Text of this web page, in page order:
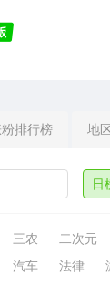
排行榜 地
日
三农 二次元
汽车 法律